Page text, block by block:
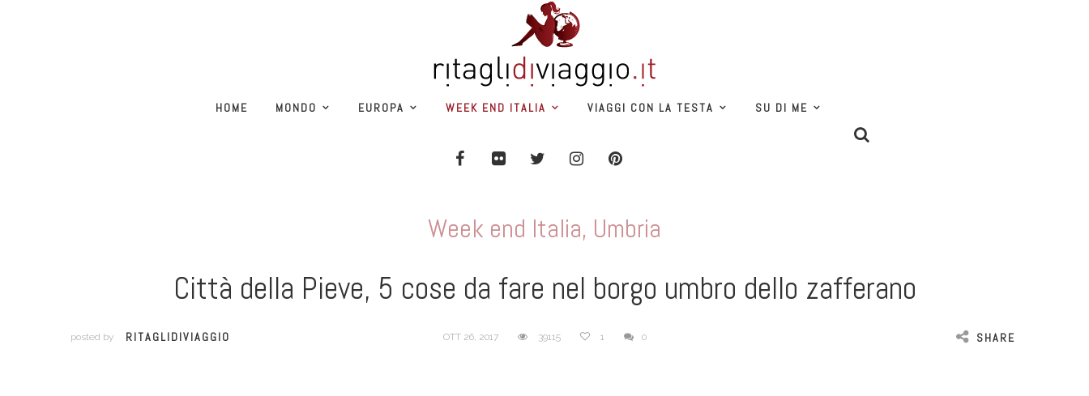
HOME MONDO EUROPA WEEK END ITALIA VIAGGI CON LA TESTA SU DI ME
Week end Italia, Umbria
Città della Pieve, 5 cose da fare nel borgo umbro dello zafferano
posted by RITAGLIDIVIAGGIO OTT 26, 2017 39115 1 0 SHARE